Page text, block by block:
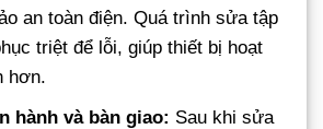
an toàn điện. Quá trình sửa tập
triệt để lỗi, giúp thiết bị hoạt
hơn.
hành và bàn giao: Sau khi sửa